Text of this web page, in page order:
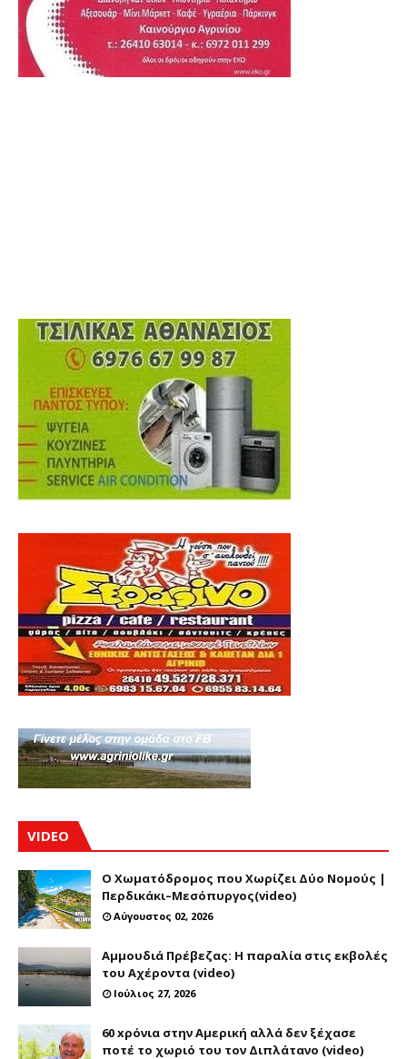
VIDEO
Ο Χωματόδρομος που Χωρίζει Δύο Νομούς |
Περδικάκι–Μεσόπυργος(video)
Αύγουστος 02, 2026
Αμμουδιά Πρέβεζας: Η παραλία στις εκβολές
του Αχέροντα (video)
Ιούλιος 27, 2026
60 xρόνια στην Αμερική αλλά δεν ξέχασε
ποτέ το χωριό του τον Διπλάτανο (video)